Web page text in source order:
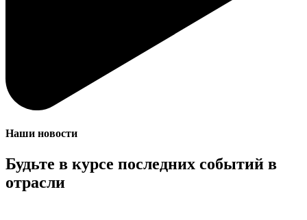
Наши новости
Будьте в курсе последних событий в
отрасли